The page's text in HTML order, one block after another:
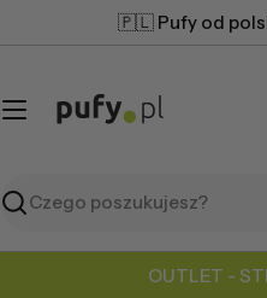
do
🇵🇱 Pufy od
Szukaj
OUTLET -